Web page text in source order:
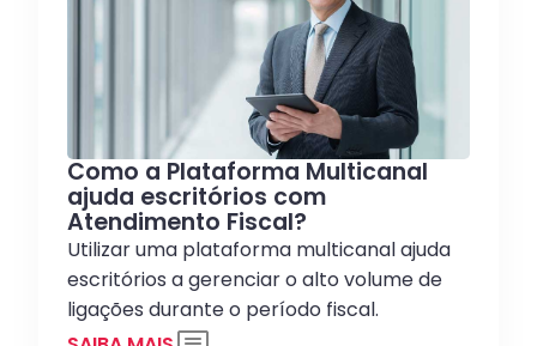
Como a Plataforma Multicanal
ajuda escritórios com
Atendimento Fiscal?
Utilizar uma plataforma multicanal ajuda
escritórios a gerenciar o alto volume de
ligações durante o período fiscal.